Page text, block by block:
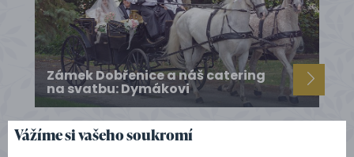
Zámek Dobřenice a náš catering
na svatbu: Dymákovi
Vážíme si vašeho soukromí